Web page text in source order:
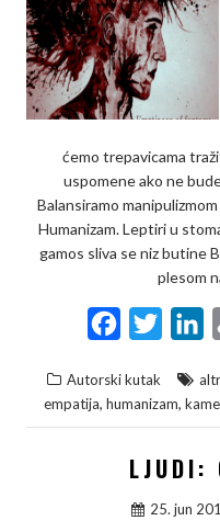
ćemo trepavicama
uspomene ako ne
Balansiramo
Humanizam. Leptiri u
gamos sliva se niz butine
plesom
c
e
b
t
t
r
n
k
I
Autorski kutak
empatija, humanizam,
LJUDI:
25. jun